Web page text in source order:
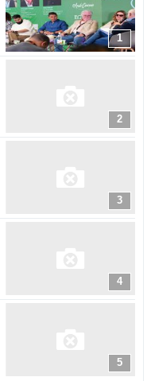
1
2
3
4
5